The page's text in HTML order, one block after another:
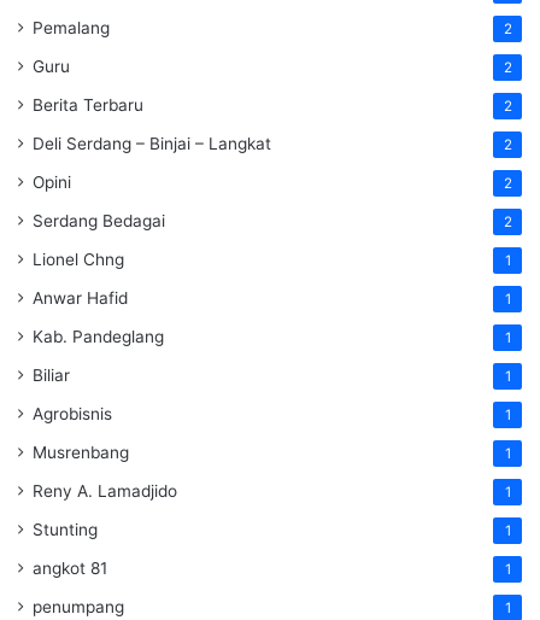
Pemalang 2
Guru 2
Berita Terbaru 2
Deli Serdang – Binjai – Langkat 2
Opini 2
Serdang Bedagai 2
Lionel Chng 1
Anwar Hafid 1
Kab. Pandeglang 1
Biliar 1
Agrobisnis 1
Musrenbang 1
Reny A. Lamadjido 1
Stunting 1
angkot 81 1
penumpang 1